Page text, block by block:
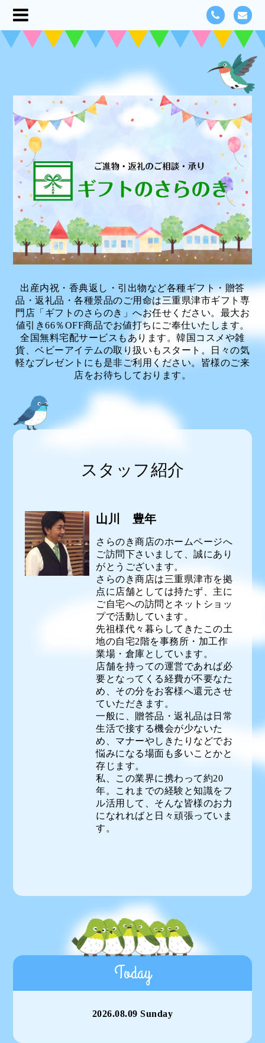
出産内祝・香典返し・引出物など各種ギフト・贈答
品・返礼品・各種景品のご用命は三重県津市ギフト専
門店「ギフトのさらのき」へお任せください。最大お
値引き66％OFF商品でお値打ちにご奉仕いたします。
全国無料宅配サービスもあります。韓国コスメや雑
貨、ベビーアイテムの取り扱いもスタート。日々の気
軽なプレゼントにも是非ご利用ください。皆様のご来
店をお待ちしております。
スタッフ紹介
山川 豊年
さらのき商店のホームページへ
ご訪問下さいまして、誠にあり
がとうございます。
さらのき商店は三重県津市を拠
点に店舗としては持たず、主に
ご自宅への訪問とネットショッ
プで活動しています。
先祖様代々暮らしてきたこの土
地の自宅2階を事務所・加工作
業場・倉庫としています。
店舗を持っての運営であれば必
要となってくる経費が不要なた
め、その分をお客様へ還元させ
ていただきます。
一般に、贈答品・返礼品は日常
生活で接する機会が少ないた
め、マナーやしきたりなどでお
悩みになる場面も多いことかと
存じます。
私、この業界に携わって約20
年。これまでの経験と知識をフ
ル活用して、そんな皆様のお力
になれればと日々頑張っていま
す。
Today
2026.08.09 Sunday